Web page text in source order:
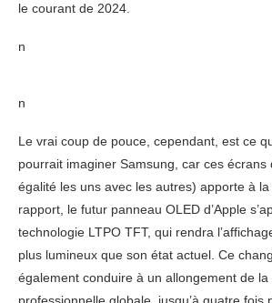
le courant de 2024.
n
n
Le vrai coup de pouce, cependant, est ce
pourrait imaginer Samsung, car ces écrans
égalité les uns avec les autres) apporte à
rapport, le futur panneau OLED d’Apple
technologie LTPO TFT, qui rendra
plus lumineux que son état actuel. Ce
également conduire à un allongement de